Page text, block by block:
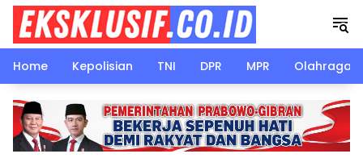
Langsung
konten
Home
Kepolisian TNI DPR MPR Olahraga